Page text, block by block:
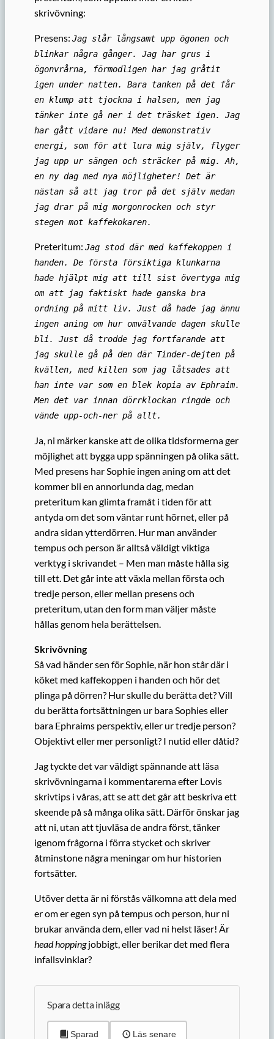
skrivövning:
Presens:Jag slår långsamt upp ögonen och
blinkar några gånger. Jag har grus i
ögonvrårna, förmodligen har jag gråtit
igen under natten. Bara tanken på det får
en klump att tjockna i halsen, men jag
tänker inte gå ner i det träsket igen. Jag
har gått vidare nu! Med demonstrativ
energi, som för att lura mig själv, flyger
jag upp ur sängen och sträcker på mig. Ah,
en ny dag med nya möjligheter! Det är
nästan så att jag tror på det själv medan
jag drar på mig morgonrocken och styr
stegen mot kaffekokaren.
Preteritum:Jag stod där med kaffekoppen i
handen. De första försiktiga klunkarna
hade hjälpt mig att till sist övertyga mig
om att jag faktiskt hade ganska bra
ordning på mitt liv. Just då hade jag ännu
ingen aning om hur omvälvande dagen skulle
bli. Just då trodde jag fortfarande att
jag skulle gå på den där Tinder-dejten på
kvällen, med killen som jag låtsades att
han inte var som en blek kopia av Ephraim.
Men det var innan dörrklockan ringde och
vände upp-och-ner på allt.
Ja, ni märker kanske att de olika tidsformerna ger
möjlighet att bygga upp spänningen på olika sätt.
Med presens har Sophie ingen aning om att det
kommer bli en annorlunda dag, medan
preteritum kan glimta framåt i tiden för att
antyda om det som väntar runt hörnet, eller på
andra sidan ytterdörren. Hur man använder
tempus och person är alltså väldigt viktiga
verktyg i skrivandet – Men man måste hålla sig
till ett. Det går inte att växla mellan första och
tredje person, eller mellan presens och
preteritum, utan den form man väljer måste
hållas genom hela berättelsen.
Skrivövning
Så vad händer sen för Sophie, när hon står där i
köket med kaffekoppen i handen och hör det
plinga på dörren? Hur skulle du berätta det? Vill
du berätta fortsättningen ur bara Sophies eller
bara Ephraims perspektiv, eller ur tredje person?
Objektivt eller mer personligt? I nutid eller dåtid?
Jag tyckte det var väldigt spännande att läsa
skrivövningarna i kommentarerna efter Lovis
skrivtips i våras, att se att det går att beskriva ett
skeende på så många olika sätt. Därför önskar jag
att ni, utan att tjuvläsa de andra först, tänker
igenom frågorna i förra stycket och skriver
åtminstone några meningar om hur historien
fortsätter.
Utöver detta är ni förstås välkomna att dela med
er om er egen syn på tempus och person, hur ni
brukar använda dem, eller vad ni helst läser! Är
head hoppingjobbigt, eller berikar det med flera
infallsvinklar?
Spara detta inlägg
Sparad Läs senare